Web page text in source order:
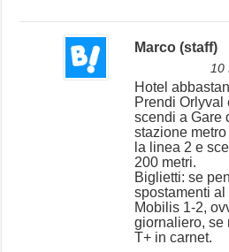
Marco (staff)
10
Hotel
Prendi Orlyval
scendi a Gare
stazione
la linea 2 e
200 metri.
Biglietti: se
spostamenti
Mobilis 1-2,
giornaliero, se
T+ in carnet.